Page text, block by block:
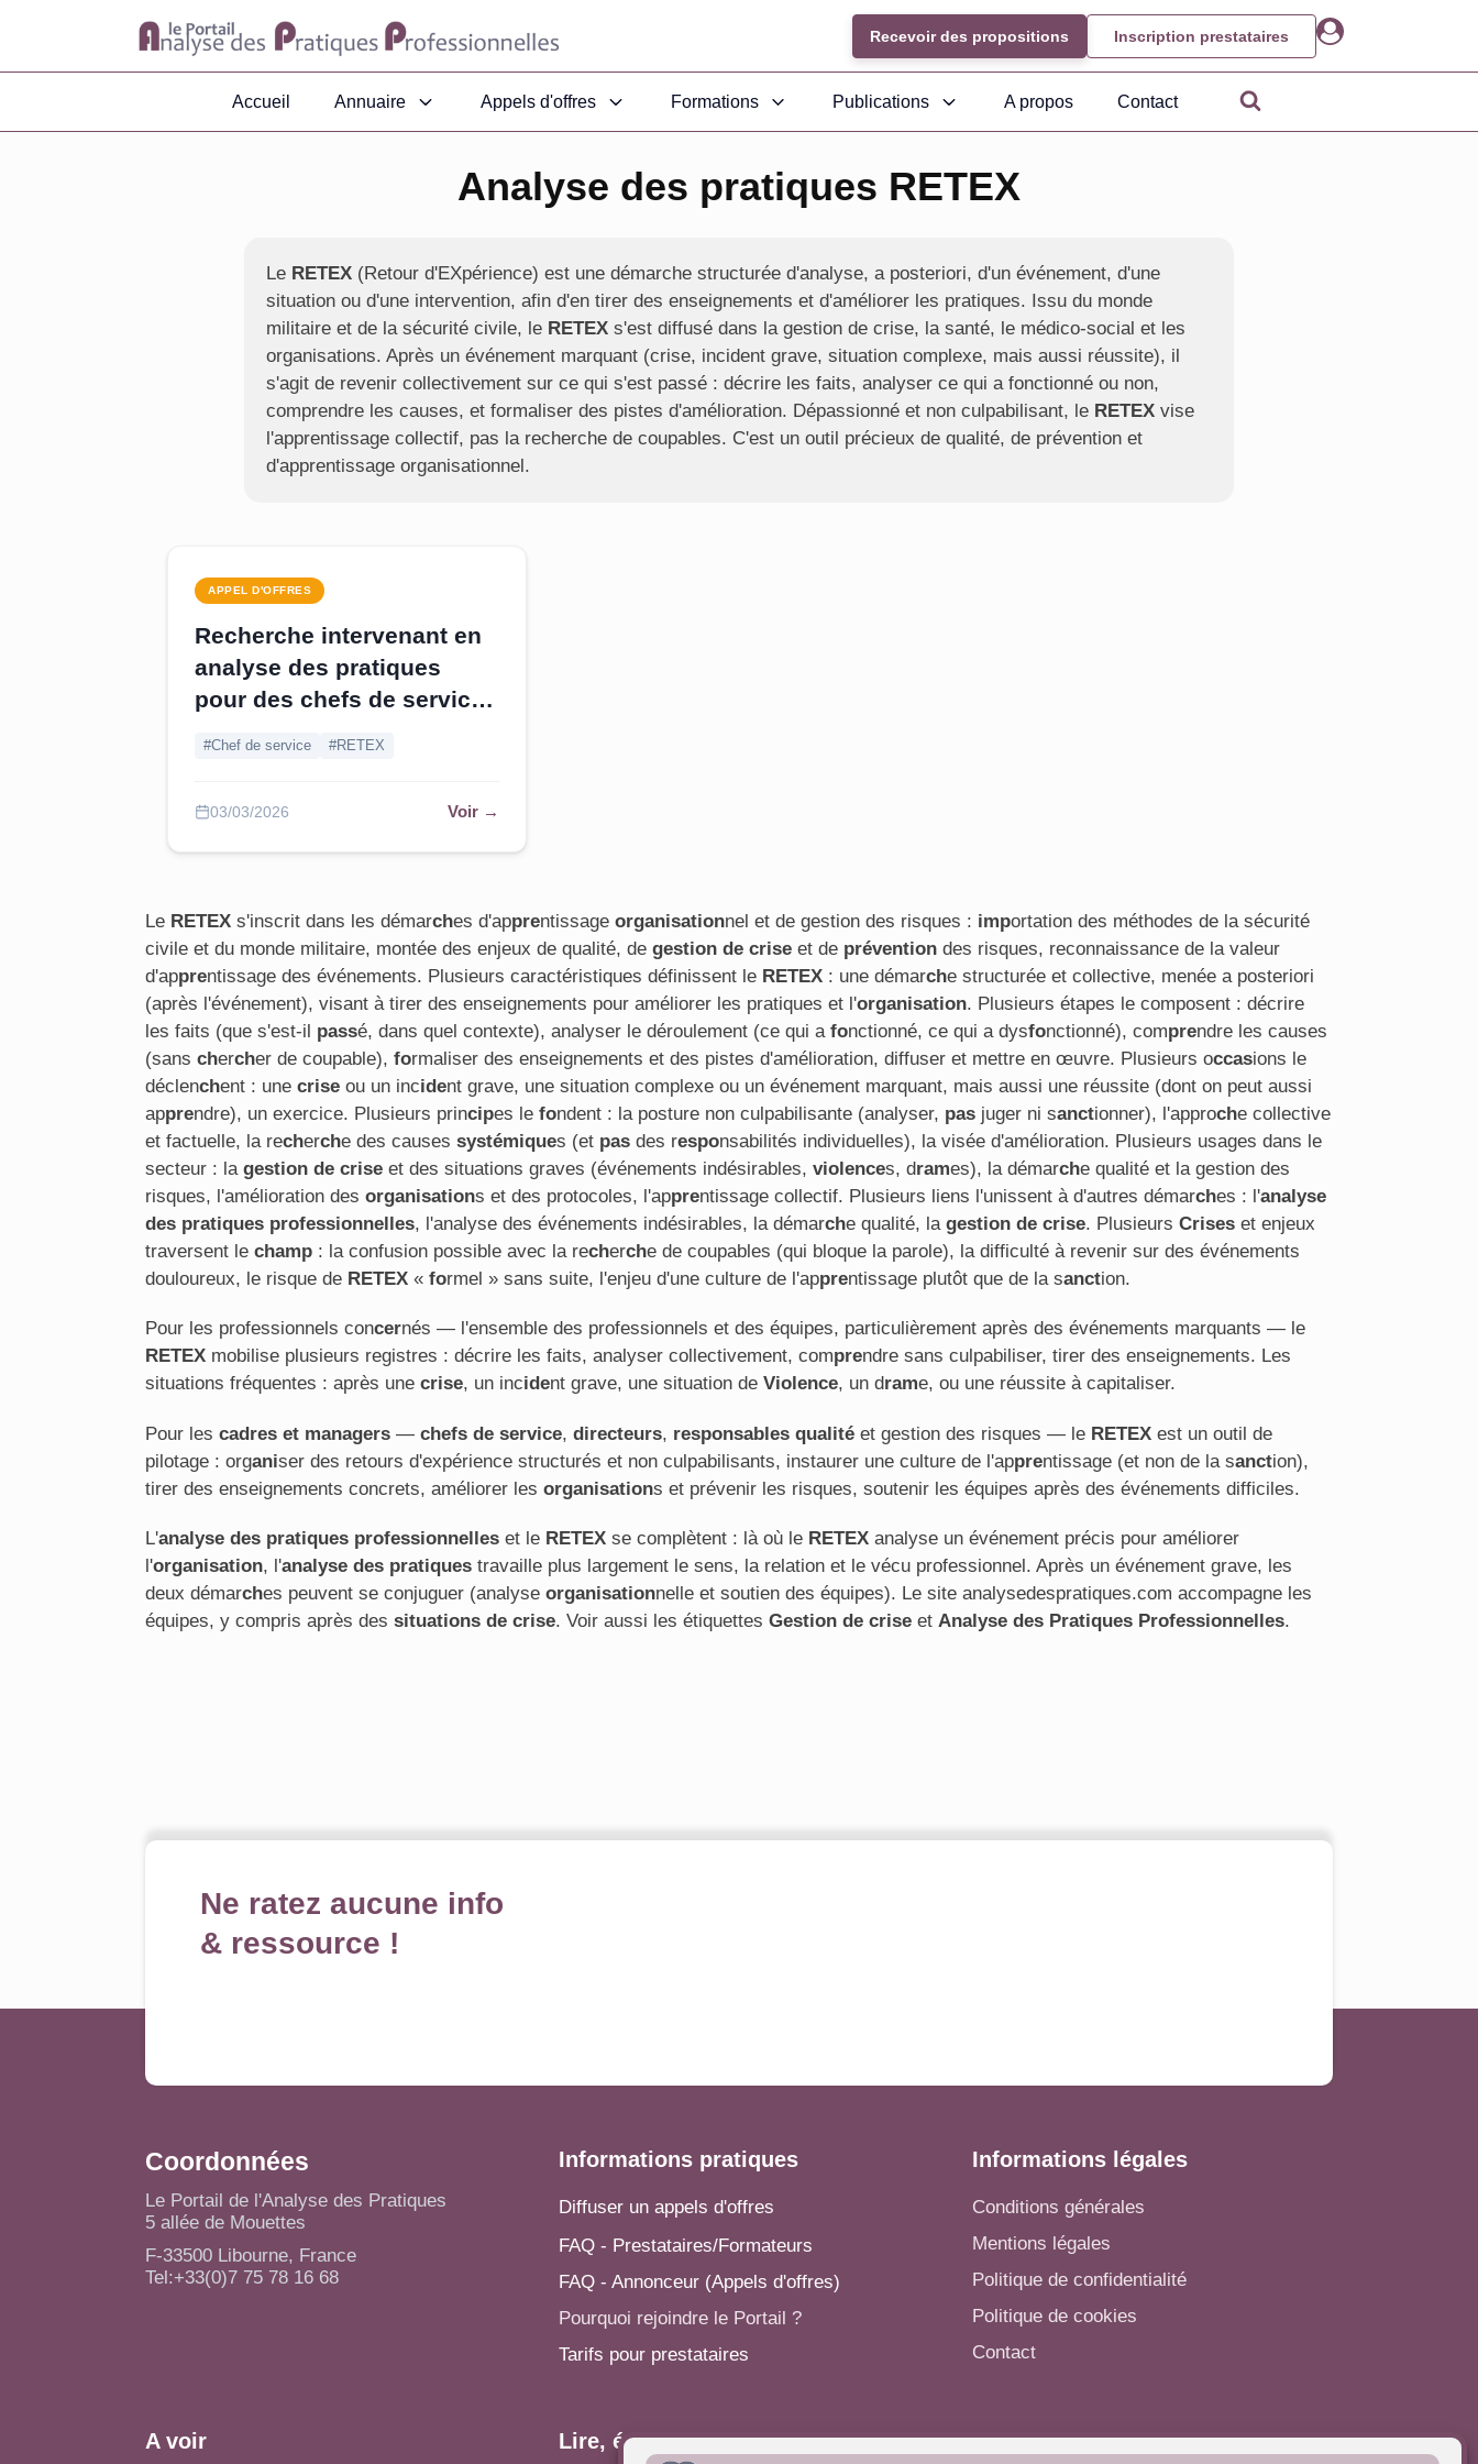
Recevoir des propositions Inscription prestataires
Accueil Annuaire Appels d'offres Formations Publications A propos Contact
Analyse des pratiques RETEX
Le RETEX (Retour d'EXpérience) est une démarche structurée d'analyse, a posteriori, d'un événement, d'une
situation ou d'une intervention, afin d'en tirer des enseignements et d'améliorer les pratiques. Issu du monde
militaire et de la sécurité civile, le RETEX s'est diffusé dans la gestion de crise, la santé, le médico-social et les
organisations. Après un événement marquant (crise, incident grave, situation complexe, mais aussi réussite), il
s'agit de revenir collectivement sur ce qui s'est passé : décrire les faits, analyser ce qui a fonctionné ou non,
comprendre les causes, et formaliser des pistes d'amélioration. Dépassionné et non culpabilisant, le RETEX vise
l'apprentissage collectif, pas la recherche de coupables. C'est un outil précieux de qualité, de prévention et
d'apprentissage organisationnel.
APPEL D'OFFRES
Recherche intervenant en
analyse des pratiques
pour des chefs de services
#Chef de service #RETEX
03/03/2026 Voir →
Le RETEX s'inscrit dans les démarches d'apprentissage organisationnel et de gestion des risques : importation des méthodes de la sécurité
civile et du monde militaire, montée des enjeux de qualité, de gestion de crise et de prévention des risques, reconnaissance de la valeur
d'apprentissage des événements. Plusieurs caractéristiques définissent le RETEX : une démarche structurée et collective, menée a posteriori
(après l'événement), visant à tirer des enseignements pour améliorer les pratiques et l'organisation. Plusieurs étapes le composent : décrire
les faits (que s'est-il passé, dans quel contexte), analyser le déroulement (ce qui a fonctionné, ce qui a dysfonctionné), comprendre les causes
(sans chercher de coupable), formaliser des enseignements et des pistes d'amélioration, diffuser et mettre en œuvre. Plusieurs occasions le
déclenchent : une crise ou un incident grave, une situation complexe ou un événement marquant, mais aussi une réussite (dont on peut aussi
apprendre), un exercice. Plusieurs principes le fondent : la posture non culpabilisante (analyser, pas juger ni sanctionner), l'approche collective
et factuelle, la recherche des causes systémiques (et pas des responsabilités individuelles), la visée d'amélioration. Plusieurs usages dans le
secteur : la gestion de crise et des situations graves (événements indésirables, violences, drames), la démarche qualité et la gestion des
risques, l'amélioration des organisations et des protocoles, l'apprentissage collectif. Plusieurs liens l'unissent à d'autres démarches : l'analyse
des pratiques professionnelles, l'analyse des événements indésirables, la démarche qualité, la gestion de crise. Plusieurs Crises et enjeux
traversent le champ : la confusion possible avec la recherche de coupables (qui bloque la parole), la difficulté à revenir sur des événements
douloureux, le risque de RETEX « formel » sans suite, l'enjeu d'une culture de l'apprentissage plutôt que de la sanction.
Pour les professionnels concernés — l'ensemble des professionnels et des équipes, particulièrement après des événements marquants — le
RETEX mobilise plusieurs registres : décrire les faits, analyser collectivement, comprendre sans culpabiliser, tirer des enseignements. Les
situations fréquentes : après une crise, un incident grave, une situation de Violence, un drame, ou une réussite à capitaliser.
Pour les cadres et managers — chefs de service, directeurs, responsables qualité et gestion des risques — le RETEX est un outil de
pilotage : organiser des retours d'expérience structurés et non culpabilisants, instaurer une culture de l'apprentissage (et non de la sanction),
tirer des enseignements concrets, améliorer les organisations et prévenir les risques, soutenir les équipes après des événements difficiles.
L'analyse des pratiques professionnelles et le RETEX se complètent : là où le RETEX analyse un événement précis pour améliorer
l'organisation, l'analyse des pratiques travaille plus largement le sens, la relation et le vécu professionnel. Après un événement grave, les
deux démarches peuvent se conjuguer (analyse organisationnelle et soutien des équipes). Le site analysedespratiques.com accompagne les
équipes, y compris après des situations de crise. Voir aussi les étiquettes Gestion de crise et Analyse des Pratiques Professionnelles.
Ne ratez aucune info
& ressource !
Coordonnées
Le Portail de l'Analyse des Pratiques
5 allée de Mouettes
F-33500 Libourne, France
Tel:+33(0)7 75 78 16 68
Informations pratiques
Diffuser un appels d'offres
FAQ - Prestataires/Formateurs
FAQ - Annonceur (Appels d'offres)
Pourquoi rejoindre le Portail ?
Tarifs pour prestataires
Informations légales
Conditions générales
Mentions légales
Politique de confidentialité
Politique de cookies
Contact
A voir Lire, écrire... Autres informations